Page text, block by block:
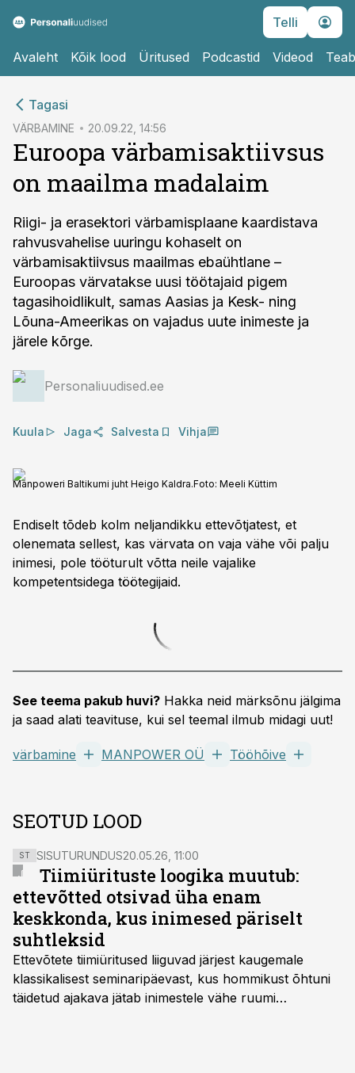
Telli
Avaleht Kõik lood Üritused Podcastid Videod
Tagasi
VÄRBAMINE 20.09.22, 14:56
Euroopa värbamisaktiivsus
on maailma madalaim
Riigi- ja erasektori värbamisplaane kaardistava
rahvusvahelise uuringu kohaselt on
värbamisaktiivsus maailmas ebaühtlane –
Euroopas värvatakse uusi töötajaid pigem
tagasihoidlikult, samas Aasias ja Kesk- ning
Lõuna-Ameerikas on vajadus uute inimeste ja
järele kõrge.
Personaliuudised.ee
Kuula Jaga Salvesta Vihja
Manpoweri Baltikumi juht Heigo Kaldra.Foto: Meeli Küttim
Endiselt tõdeb kolm neljandikku ettevõtjatest, et
olenemata sellest, kas värvata on vaja vähe või palju
inimesi, pole tööturult võtta neile vajalike
kompetentsidega töötegijaid.
See teema pakub huvi? Hakka neid märksõnu jälgima
ja saad alati teavituse, kui sel teemal ilmub midagi uut!
värbamine MANPOWER OÜ Tööhõive
SEOTUD LOOD
ST SISUTURUNDUS20.05.26, 11:00
Tiimiürituste loogika muutub:
ettevõtted otsivad üha enam
keskkonda, kus inimesed päriselt
suhtleksid
Ettevõtete tiimiüritused liiguvad järjest kaugemale
klassikalisest seminaripäevast, kus hommikust õhtuni
täidetud ajakava jätab inimestele vähe ruumi